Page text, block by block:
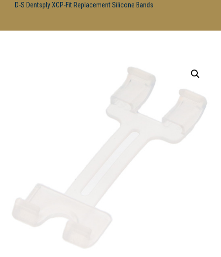
D-S Dentsply XCP-Fit Replacement Silicone Bands